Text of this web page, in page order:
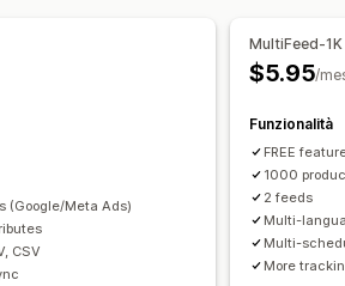
Convalida degli errori
Headless
Ottimizzazione del feed
(Google/Meta Ads)
CSV
MultiFeed-1K
$5.95/
Funzionalità
FREE
1000
2 feeds
Multi-
Multi-
More